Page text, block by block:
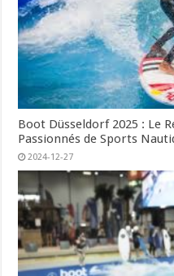
Boot Düsseldorf 2025 : Le
Passionnés de Sports
2024-12-27